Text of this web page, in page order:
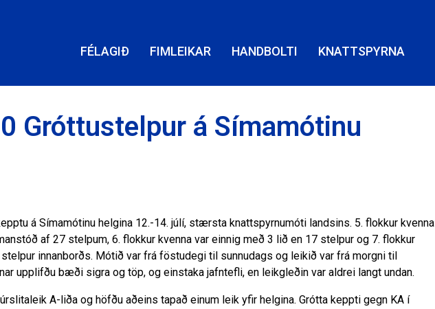
FÉLAGIÐ FIMLEIKAR HANDBOLTI KNATTSPYRNA
Gróttustelpur á Símamótinu
á Símamótinu helgina 12.-14. júlí, stærsta knattspyrnumóti landsins. 5. flokkur kvenna
af 27 stelpum, 6. flokkur kvenna var einnig með 3 lið en 17 stelpur og 7. flokkur
innanborðs. Mótið var frá föstudegi til sunnudags og leikið var frá morgni til
upplifðu bæði sigra og töp, og einstaka jafntefli, en leikgleðin var aldrei langt undan.
A-liða og höfðu aðeins tapað einum leik yfir helgina. Grótta keppti gegn KA í